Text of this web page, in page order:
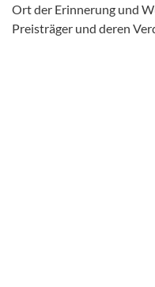
Ort der Erinnerung und
Preisträger und deren